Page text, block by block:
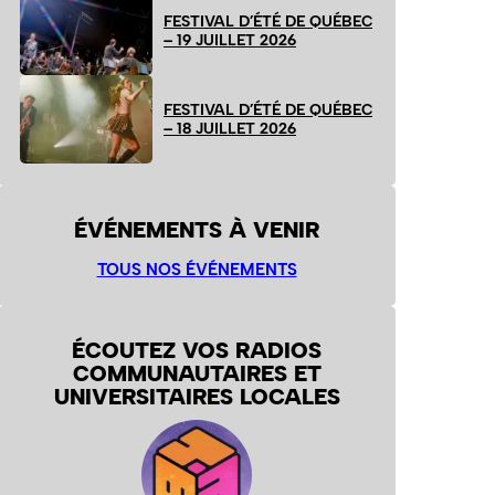
FESTIVAL D’ÉTÉ DE QUÉBEC
– 19 JUILLET 2026
FESTIVAL D’ÉTÉ DE QUÉBEC
– 18 JUILLET 2026
ÉVÉNEMENTS À VENIR
TOUS NOS ÉVÉNEMENTS
ÉCOUTEZ VOS RADIOS
COMMUNAUTAIRES ET
UNIVERSITAIRES LOCALES